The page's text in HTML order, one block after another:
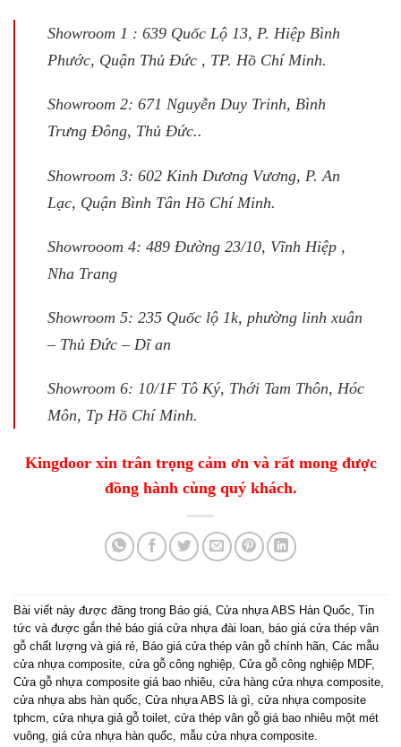
Showroom 1 : 639 Quốc Lộ 13, P. Hiệp Bình
Phước, Quận Thủ Đức , TP. Hồ Chí Minh.
Showroom 2: 671 Nguyễn Duy Trinh, Bình
Trưng Đông, Thủ Đức..
Showroom 3: 602 Kinh Dương Vương, P. An
Lạc, Quận Bình Tân Hồ Chí Minh.
Showrooom 4: 489 Đường 23/10, Vĩnh Hiệp ,
Nha Trang
Showroom 5: 235 Quốc lộ 1k, phường linh xuân
– Thủ Đức – Dĩ an
Showroom 6: 10/1F Tô Ký, Thới Tam Thôn, Hóc
Môn, Tp Hồ Chí Minh.
Kingdoor xin trân trọng cảm ơn và rất mong được
đồng hành cùng quý khách.
Bài viết này được đăng trong Báo giá Cửa nhựa ABS Hàn Quốc Tin
tức và được gắn thẻ báo giá cửa nhựa đài loan báo giá cửa thép vân
gỗ chất lượng và giá rẻ Báo giá cửa thép vân gỗ chính hãn Các mẫu
cửa nhựa composite cửa gỗ công nghiệp Cửa gỗ công nghiệp MDF,
Cửa gỗ nhựa composite giá bao nhiêu cửa hàng cửa nhựa composite
cửa nhựa abs hàn quốc Cửa nhựa ABS là gì cửa nhựa composite
tphcm cửa nhựa giả gỗ toilet cửa thép vân gỗ giá bao nhiêu một mét
vuông giá cửa nhựa hàn quốc mẫu cửa nhựa composite